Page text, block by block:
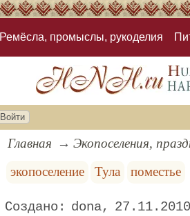
Ремёсла, промыслы, рукоделия
Войти
Главная Экопоселения,
экопоселение
Тула поместье
dona 27.11.2010